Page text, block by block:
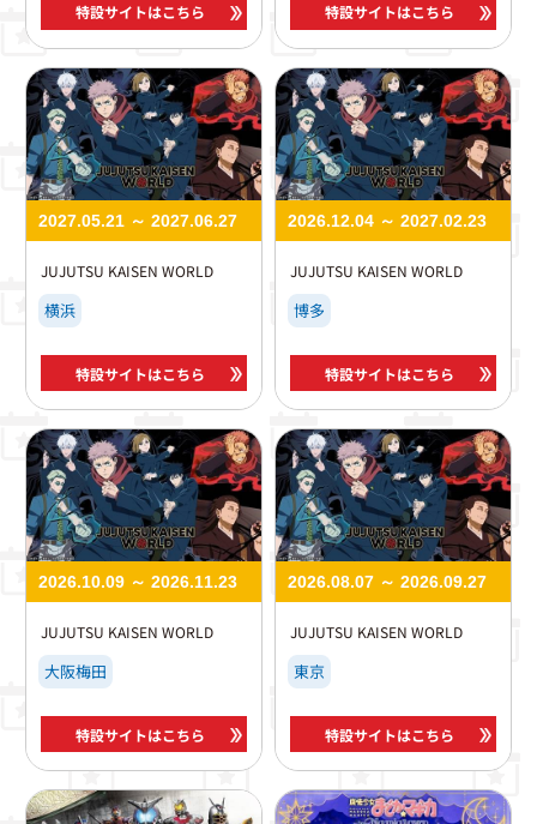
特設サイトはこちら 特設サイトはこちら
2027.05.21 ～ 2027.06.27
JUJUTSU KAISEN WORLD
横浜
特設サイトはこちら
2026.12.04 ～ 2027.02.23
JUJUTSU KAISEN WORLD
博多
特設サイトはこちら
2026.10.09 ～ 2026.11.23
JUJUTSU KAISEN WORLD
大阪梅田
特設サイトはこちら
2026.08.07 ～ 2026.09.27
JUJUTSU KAISEN WORLD
東京
特設サイトはこちら